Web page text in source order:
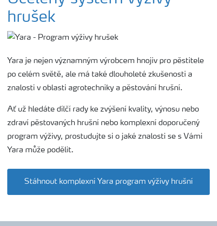
Hnojiva
Bezpečnost hnojiv
Yara email klub
Kontakty
hrušek
Yara je nejen významným výrobcem hnojiv pro pěstitele
po celém světě, ale má také dlouholeté zkušenosti a
znalosti v oblasti agrotechniky a pěstování hrušní.
Ať už hledáte dílčí rady ke zvýšení kvality, výnosu nebo
zdraví pěstovaných hrušní nebo komplexní doporučený
program výživy, prostudujte si o jaké znalosti se s Vámi
Yara může podělit.
Stáhnout komplexní Yara program výživy hrušní